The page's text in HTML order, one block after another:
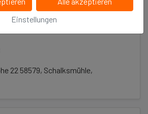
Einstellungen
22 58579, Schalksmühle,